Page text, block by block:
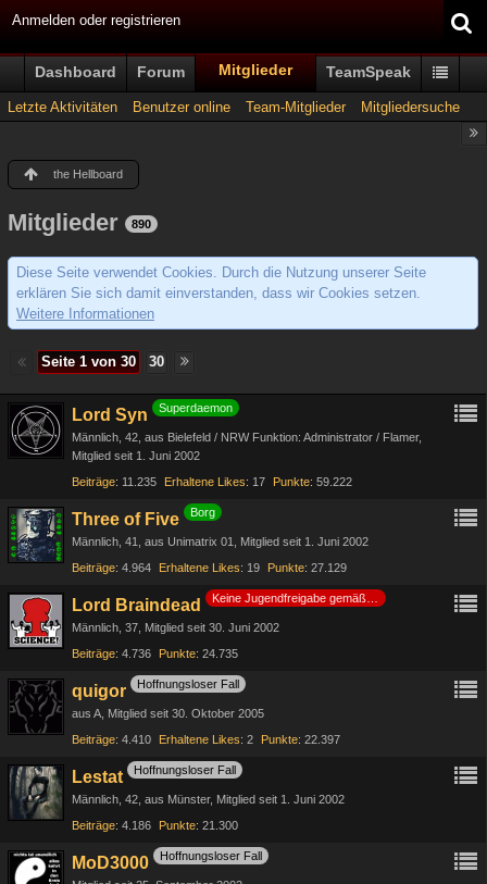
Anmelden oder registrieren
Dashboard Forum Mitglieder TeamSpeak
Letzte Aktivitäten Benutzer online Team-Mitglieder Mitgliedersuche
the Hellboard
Mitglieder 890
Diese Seite verwendet Cookies. Durch die Nutzung unserer Seite
erklären Sie sich damit einverstanden, dass wir Cookies setzen.
Weitere Informationen
Seite 1 von 30 30
Lord Syn Superdaemon
Männlich 42 aus Bielefeld / NRW Funktion: Administrator / Flamer
Mitglied seit 1. Juni 2002
Beiträge 11.235 Erhaltene Likes 17 Punkte 59.222
Three of Five Borg
Männlich 41 aus Unimatrix 01
Mitglied seit 1. Juni 2002
Beiträge 4.964 Erhaltene Likes 19 Punkte 27.129
Lord Braindead
Männlich 37 Mitglied seit 30. Juni 2002
Beiträge 4.736 Punkte 24.735
quigor Hoffnungsloser Fall
aus A Mitglied seit 30. Oktober 2005
Beiträge 4.410 Erhaltene Likes 2 Punkte 22.397
Lestat Hoffnungsloser Fall
Männlich 42 aus Münster Mitglied seit 1. Juni 2002
Beiträge 4.186 Punkte 21.300
MoD3000 Hoffnungsloser Fall